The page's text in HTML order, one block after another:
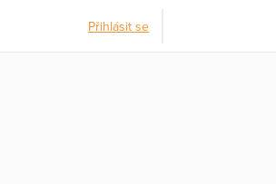
Přihlásit se